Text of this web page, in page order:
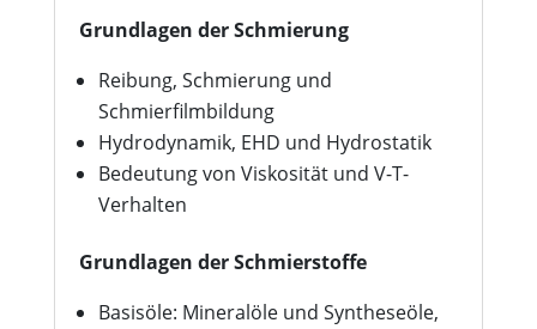
Grundlagen der Schmierung
Reibung, Schmierung und
Schmierfilmbildung
Hydrodynamik, EHD und Hydrostatik
Bedeutung von Viskosität und V-T-
Verhalten
Grundlagen der Schmierstoffe
Basisöle: Mineralöle und Syntheseöle,